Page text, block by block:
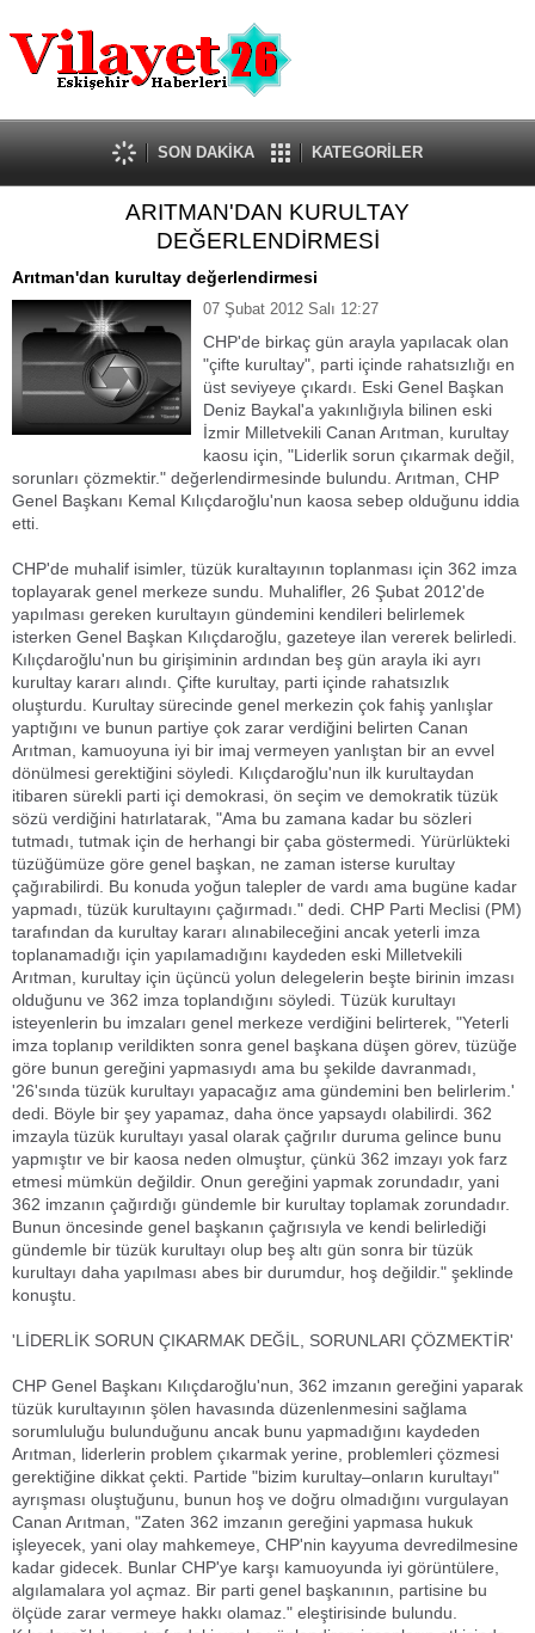
Güncel
Ekonomi
Politika
Eğitim
Spor
Röportaj
Tanıtım Yazısı
SON DAKİKA KATEGORİLER
ARITMAN'DAN KURULTAY
DEĞERLENDİRMESİ
Arıtman'dan kurultay değerlendirmesi
07 Şubat 2012 Salı 12:27
CHP'de birkaç gün arayla yapılacak olan
"çifte kurultay", parti içinde rahatsızlığı en
üst seviyeye çıkardı. Eski Genel Başkan
Deniz Baykal'a yakınlığıyla bilinen eski
İzmir Milletvekili Canan Arıtman, kurultay
kaosu için, "Liderlik sorun çıkarmak değil,
sorunları çözmektir." değerlendirmesinde bulundu. Arıtman, CHP
Genel Başkanı Kemal Kılıçdaroğlu'nun kaosa sebep olduğunu iddia
etti.
CHP'de muhalif isimler, tüzük kuraltayının toplanması için 362 imza
toplayarak genel merkeze sundu. Muhalifler, 26 Şubat 2012'de
yapılması gereken kurultayın gündemini kendileri belirlemek
isterken Genel Başkan Kılıçdaroğlu, gazeteye ilan vererek belirledi.
Kılıçdaroğlu'nun bu girişiminin ardından beş gün arayla iki ayrı
kurultay kararı alındı. Çifte kurultay, parti içinde rahatsızlık
oluşturdu. Kurultay sürecinde genel merkezin çok fahiş yanlışlar
yaptığını ve bunun partiye çok zarar verdiğini belirten Canan
Arıtman, kamuoyuna iyi bir imaj vermeyen yanlıştan bir an evvel
dönülmesi gerektiğini söyledi. Kılıçdaroğlu'nun ilk kurultaydan
itibaren sürekli parti içi demokrasi, ön seçim ve demokratik tüzük
sözü verdiğini hatırlatarak, "Ama bu zamana kadar bu sözleri
tutmadı, tutmak için de herhangi bir çaba göstermedi. Yürürlükteki
tüzüğümüze göre genel başkan, ne zaman isterse kurultay
çağırabilirdi. Bu konuda yoğun talepler de vardı ama bugüne kadar
yapmadı, tüzük kurultayını çağırmadı." dedi. CHP Parti Meclisi (PM)
tarafından da kurultay kararı alınabileceğini ancak yeterli imza
toplanamadığı için yapılamadığını kaydeden eski Milletvekili
Arıtman, kurultay için üçüncü yolun delegelerin beşte birinin imzası
olduğunu ve 362 imza toplandığını söyledi. Tüzük kurultayı
isteyenlerin bu imzaları genel merkeze verdiğini belirterek, "Yeterli
imza toplanıp verildikten sonra genel başkana düşen görev, tüzüğe
göre bunun gereğini yapmasıydı ama bu şekilde davranmadı,
'26'sında tüzük kurultayı yapacağız ama gündemini ben belirlerim.'
dedi. Böyle bir şey yapamaz, daha önce yapsaydı olabilirdi. 362
imzayla tüzük kurultayı yasal olarak çağrılır duruma gelince bunu
yapmıştır ve bir kaosa neden olmuştur, çünkü 362 imzayı yok farz
etmesi mümkün değildir. Onun gereğini yapmak zorundadır, yani
362 imzanın çağırdığı gündemle bir kurultay toplamak zorundadır.
Bunun öncesinde genel başkanın çağrısıyla ve kendi belirlediği
gündemle bir tüzük kurultayı olup beş altı gün sonra bir tüzük
kurultayı daha yapılması abes bir durumdur, hoş değildir." şeklinde
konuştu.
'LİDERLİK SORUN ÇIKARMAK DEĞİL, SORUNLARI ÇÖZMEKTİR'
CHP Genel Başkanı Kılıçdaroğlu'nun, 362 imzanın gereğini yaparak
tüzük kurultayının şölen havasında düzenlenmesini sağlama
sorumluluğu bulunduğunu ancak bunu yapmadığını kaydeden
Arıtman, liderlerin problem çıkarmak yerine, problemleri çözmesi
gerektiğine dikkat çekti. Partide "bizim kurultay–onların kurultayı"
ayrışması oluştuğunu, bunun hoş ve doğru olmadığını vurgulayan
Canan Arıtman, "Zaten 362 imzanın gereğini yapmasa hukuk
işleyecek, yani olay mahkemeye, CHP'nin kayyuma devredilmesine
kadar gidecek. Bunlar CHP'ye karşı kamuoyunda iyi görüntülere,
algılamalara yol açmaz. Bir parti genel başkanının, partisine bu
ölçüde zarar vermeye hakkı olamaz." eleştirisinde bulundu.